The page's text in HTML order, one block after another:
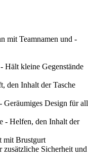
mit Teamnamen und -
Hält kleine Gegenstände
den Inhalt der Tasche
Geräumiges Design für all
- Helfen, den Inhalt der
mit Brustgurt
zusätzliche Sicherheit und